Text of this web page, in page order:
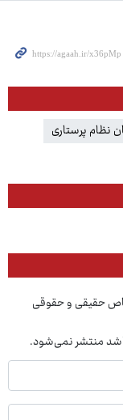
نظام پرستاری
حقیقی و حقوقی
باشد منتشر نمی‌شود.